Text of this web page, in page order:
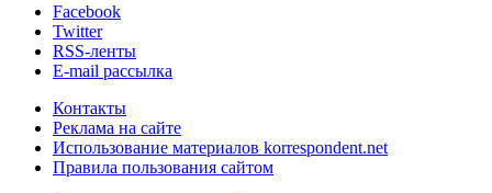
Facebook
Twitter
RSS-ленты
E-mail рассылка
Контакты
Реклама на сайте
Использование материалов korrespondent.net
Правила пользования сайтом